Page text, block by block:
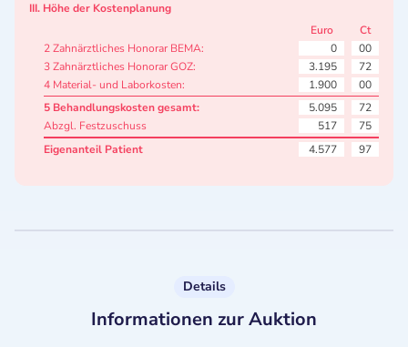
III. Höhe der Kostenplanung
Euro
Ct
2 Zahnärztliches Honorar BEMA:
0
00
3 Zahnärztliches Honorar GOZ:
3.195
72
4 Material- und Laborkosten:
1.900
00
5 Behandlungskosten gesamt:
5.095
72
Abzgl. Festzuschuss
517
75
Eigenanteil Patient
4.577 97
Details
Informationen zur Auktion